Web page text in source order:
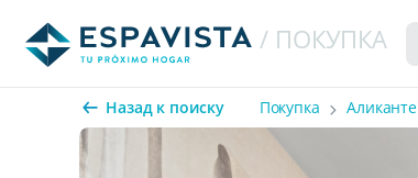
/ ПОКУПКА
Назад к поиску Покупка Аликанте